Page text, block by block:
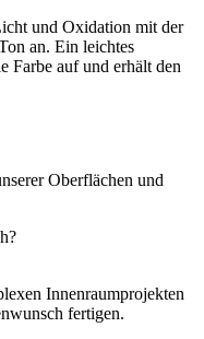
und Oxidation mit der
an. Ein leichtes
Farbe auf und erhält den
Oberflächen und
Innenraumprojekten
fertigen.